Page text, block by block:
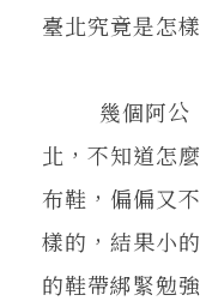
臺北究竟是怎
幾個阿公（
北，不知道怎
布鞋，偏偏又
樣的，結果小
的鞋帶綁緊勉